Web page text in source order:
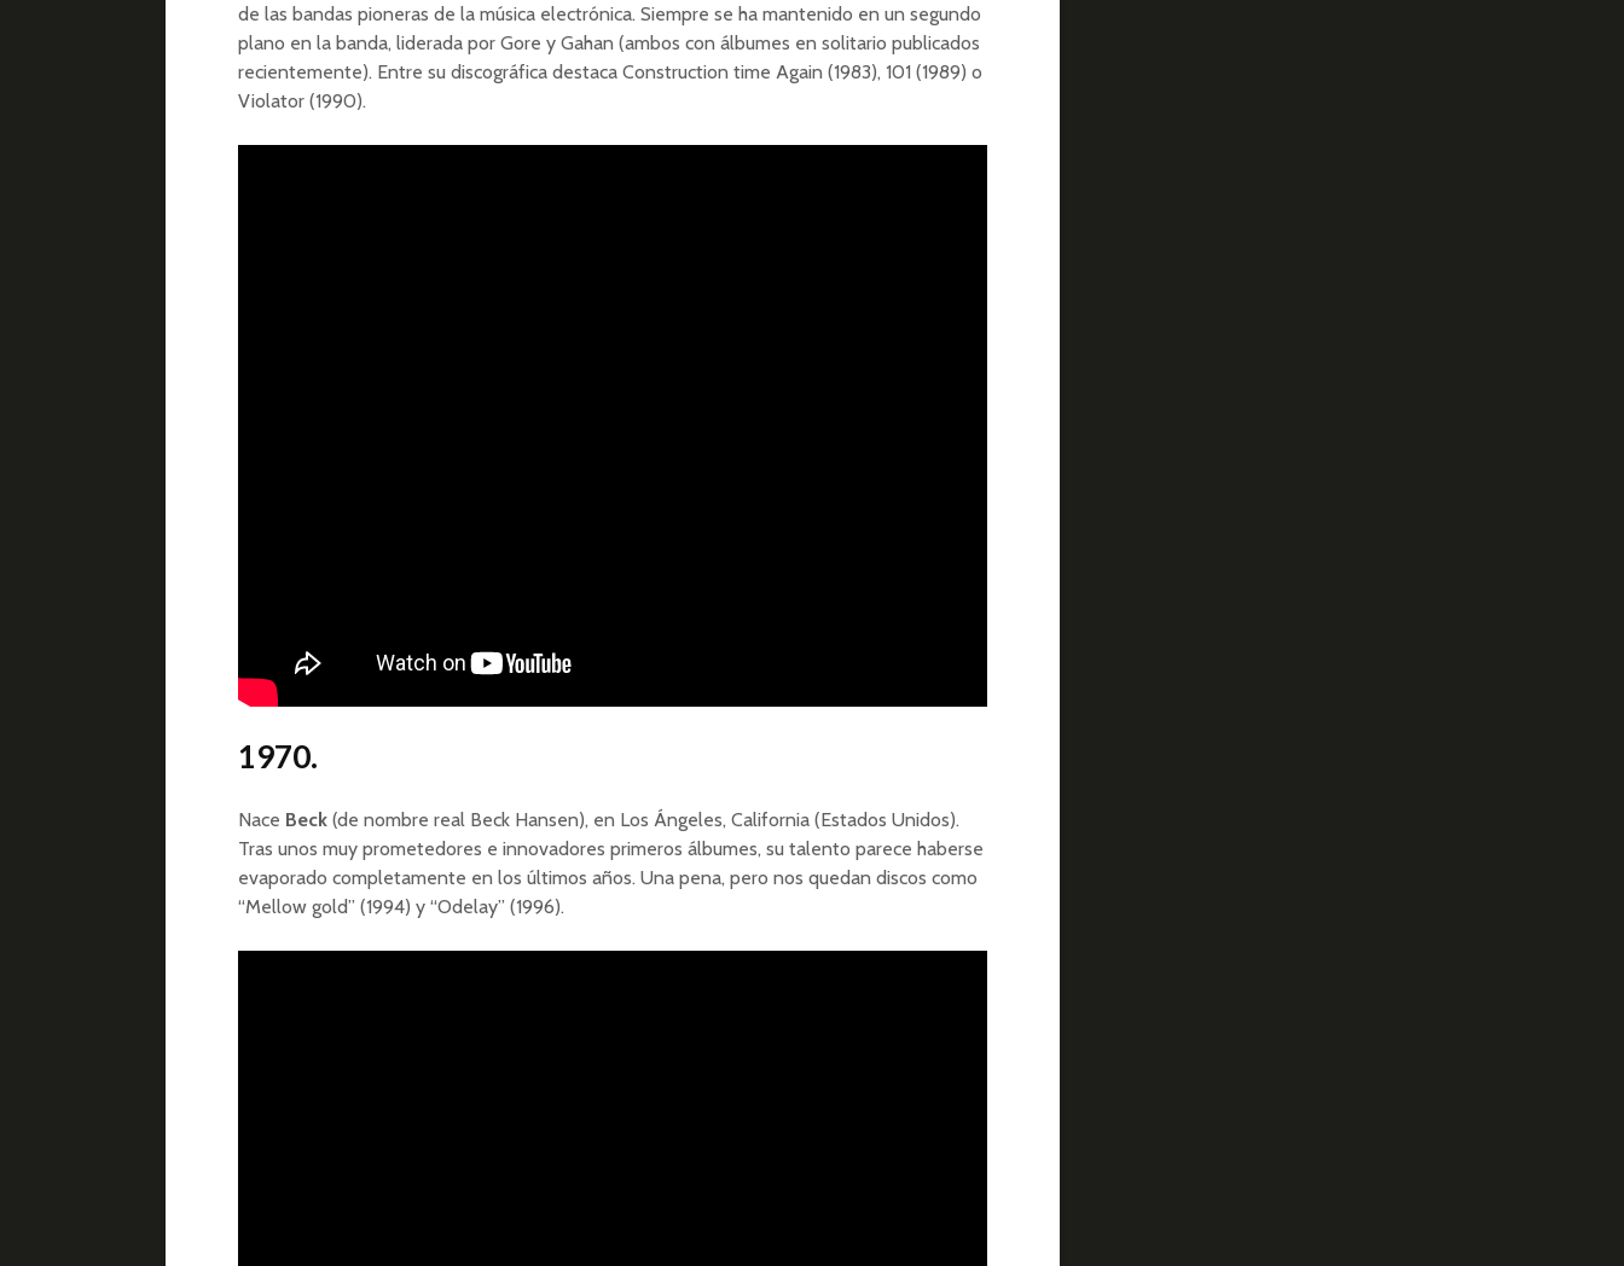
de las bandas pioneras de la música electrónica. Siempre se ha mantenido en un segundo
plano en la banda, liderada por Gore y Gahan (ambos con álbumes en solitario publicados
recientemente). Entre su discográfica destaca Construction time Again (1983), 101 (1989) o
Violator (1990).
1970.
Nace Beck (de nombre real Beck Hansen), en Los Ángeles, California (Estados Unidos).
Tras unos muy prometedores e innovadores primeros álbumes, su talento parece haberse
evaporado completamente en los últimos años. Una pena, pero nos quedan discos como
“Mellow gold” (1994) y “Odelay” (1996).